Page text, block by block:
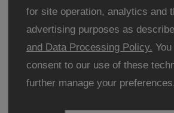
for site operation, analytics and
advertising purposes as
and Data Processing Policy.
consent to our use of these
further manage your preferences.